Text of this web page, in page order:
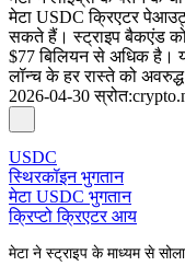
मेटा USDC क्रिएटर
सकते हैं। स्ट्राइप बैकएंड को
$77 बिलियन से अधिक है।
लॉन्च के हर रास्ते को
2026-04-30 स्रोत:
USDC
स्थिरकॉइन भुगतान
मेटा USDC भुगतान
क्रिप्टो क्रिएटर आय
मेटा ने स्ट्राइप के माध्यम से